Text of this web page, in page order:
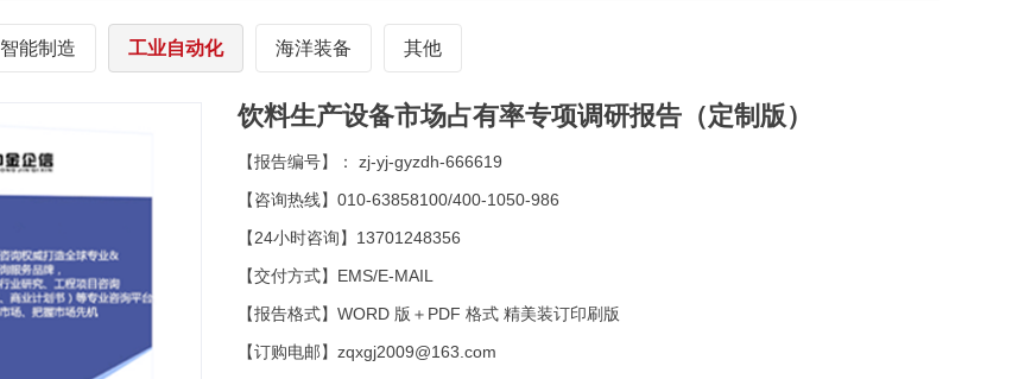
智能制造 工业自动化 海洋装备 其他
饮料生产设备市场占有率专项调研报告（定制版）
【报告编号】： zj-yj-gyzdh-666619
【咨询热线】010-63858100/400-1050-986
【24小时咨询】13701248356
【交付方式】EMS/E-MAIL
【报告格式】WORD 版＋PDF 格式 精美装订印刷版
【订购电邮】zqxgj2009@163.com